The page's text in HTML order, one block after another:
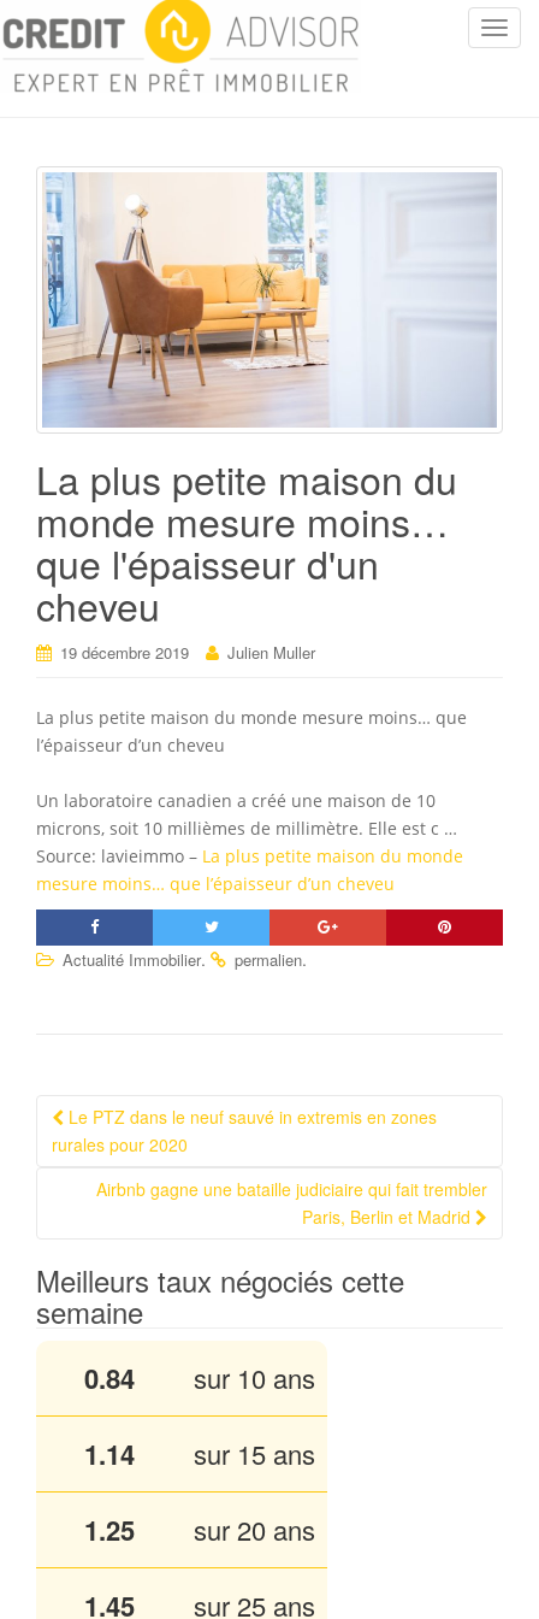
T
e
La plus petite maison du
monde mesure moins…
que l'épaisseur d'un
cheveu
19 décembre 2019 Julien Muller
La plus petite maison du monde mesure moins… que
l’épaisseur d’un cheveu
Un laboratoire canadien a créé une maison de 10
microns, soit 10 millièmes de millimètre. Elle est c …
Source: lavieimmo – La plus petite maison du monde
mesure moins… que l’épaisseur d’un cheveu
Actualité Immobilier. permalien.
Navigation Article
Le PTZ dans le neuf sauvé in extremis en zones
rurales pour 2020
Airbnb gagne une bataille judiciaire qui fait trembler
Paris, Berlin et Madrid
Meilleurs taux négociés cette
semaine
0.84 sur 10 ans
1.14 sur 15 ans
1.25 sur 20 ans
1.45 sur 25 ans